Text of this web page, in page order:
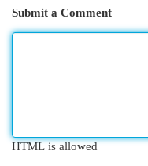
Submit a Comment
HTML is allowed